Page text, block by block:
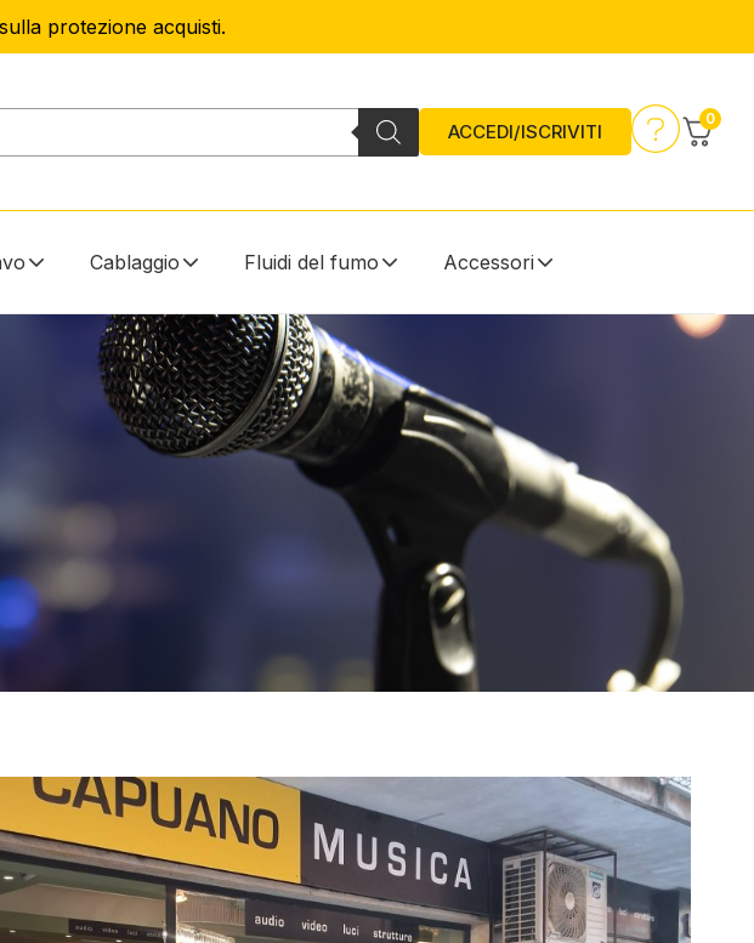
protezione acquisti.
ACCEDI/ISCRIVITI
0
Cablaggio Fluidi del fumo Accessori